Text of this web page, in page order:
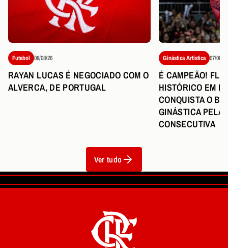
Futebol 08/08/26
RAYAN LUCAS É NEGOCIADO COM O
ALVERCA, DE PORTUGAL
Ginástica Artística 07/08/26
É CAMPEÃO!
HISTÓRICO EM
CONQUISTA O
GINÁSTICA PELA
CONSECUTIVA
Ver tudo